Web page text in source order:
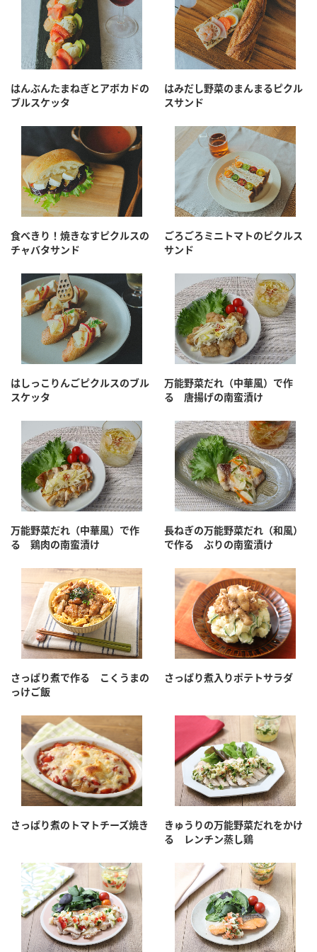
はんぶんたまねぎとアボカドの
ブルスケッタ
はみだし野菜のまんまるピクル
スサンド
食べきり！焼きなすピクルスの
チャバタサンド
ごろごろミニトマトのピクルス
サンド
はしっこりんごピクルスのブル
スケッタ
万能野菜だれ（中華風）で作
る 唐揚げの南蛮漬け
万能野菜だれ（中華風）で作
る 鶏肉の南蛮漬け
長ねぎの万能野菜だれ（和風）
で作る ぶりの南蛮漬け
さっぱり煮で作る こくうまの
っけご飯
さっぱり煮入りポテトサラダ
さっぱり煮のトマトチーズ焼き
きゅうりの万能野菜だれをかけ
る レンチン蒸し鶏